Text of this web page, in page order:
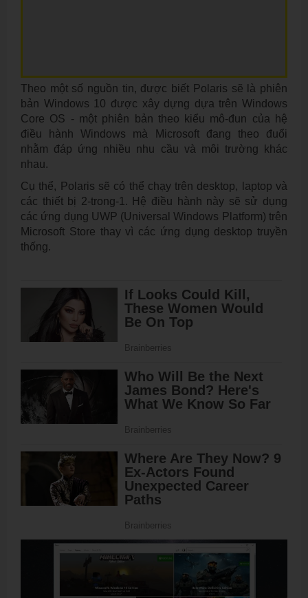
Theo một số nguồn tin, được biết Polaris sẽ là phiên
bản Windows 10 được xây dựng dựa trên Windows
Core OS - một phiên bản theo kiểu mô-đun của hệ
điều hành Windows mà Microsoft đang theo đuổi
nhằm đáp ứng nhiều nhu cầu và môi trường khác
nhau.
Cụ thể, Polaris sẽ có thể chạy trên desktop, laptop và
các thiết bị 2-trong-1. Hệ điều hành này sẽ sử dụng
các ứng dụng UWP (Universal Windows Platform) trên
Microsoft Store thay vì các ứng dụng desktop truyền
thống.